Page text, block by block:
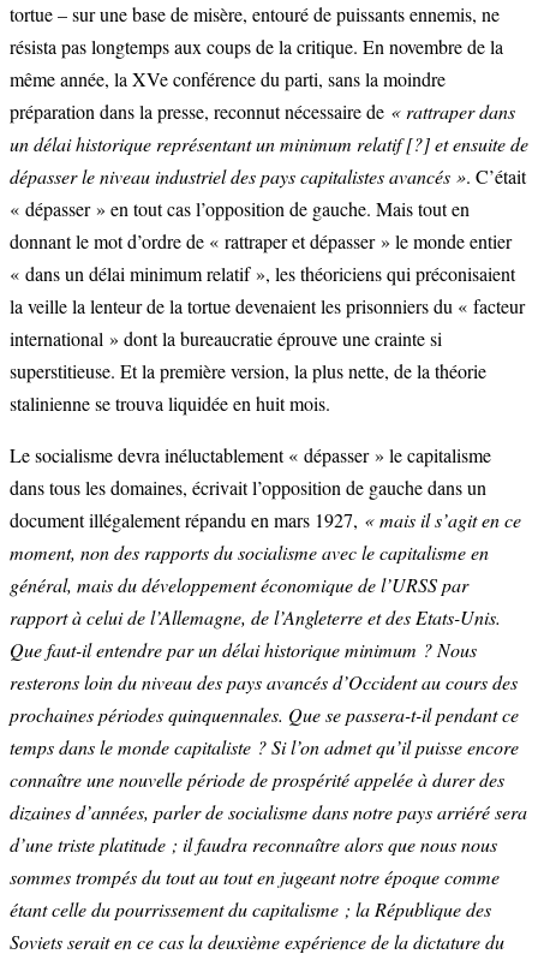
tortue – sur une base de misère, entouré de puissants ennemis, ne
résista pas longtemps aux coups de la critique. En novembre de la
même année, la XVe conférence du parti, sans la moindre
préparation dans la presse, reconnut nécessaire de « rattraper dans
un délai historique représentant un minimum relatif [?] et ensuite de
dépasser le niveau industriel des pays capitalistes avancés ». C’était
« dépasser » en tout cas l’opposition de gauche. Mais tout en
donnant le mot d’ordre de « rattraper et dépasser » le monde entier
« dans un délai minimum relatif », les théoriciens qui préconisaient
la veille la lenteur de la tortue devenaient les prisonniers du « facteur
international » dont la bureaucratie éprouve une crainte si
superstitieuse. Et la première version, la plus nette, de la théorie
stalinienne se trouva liquidée en huit mois.
Le socialisme devra inéluctablement « dépasser » le capitalisme
dans tous les domaines, écrivait l’opposition de gauche dans un
document illégalement répandu en mars 1927, « mais il s’agit en ce
moment, non des rapports du socialisme avec le capitalisme en
général, mais du développement économique de l’URSS par
rapport à celui de l’Allemagne, de l’Angleterre et des Etats-Unis.
Que faut-il entendre par un délai historique minimum ? Nous
resterons loin du niveau des pays avancés d’Occident au cours des
prochaines périodes quinquennales. Que se passera-t-il pendant ce
temps dans le monde capitaliste ? Si l’on admet qu’il puisse encore
connaître une nouvelle période de prospérité appelée à durer des
dizaines d’années, parler de socialisme dans notre pays arriéré sera
d’une triste platitude ; il faudra reconnaître alors que nous nous
sommes trompés du tout au tout en jugeant notre époque comme
étant celle du pourrissement du capitalisme ; la République des
Soviets serait en ce cas la deuxième expérience de la dictature du